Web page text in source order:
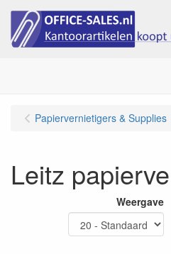
Papiervernietigers & Supplies
Leitz
Weergave